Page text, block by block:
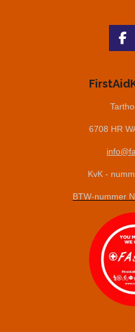
F
e
o
k
6708 HR
KvK -
BTW-nummer